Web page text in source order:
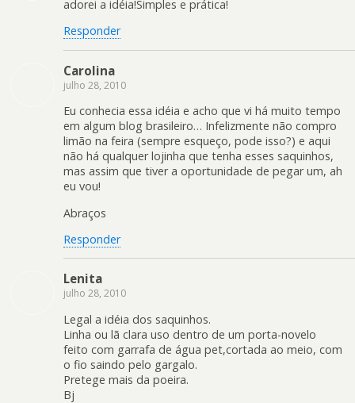
adorei a idéia!Simples e prática!
Responder
Carolina
julho 28, 2010
Eu conhecia essa idéia e acho que vi há muito tempo
em algum blog brasileiro… Infelizmente não compro
limão na feira (sempre esqueço, pode isso?) e aqui
não há qualquer lojinha que tenha esses saquinhos,
mas assim que tiver a oportunidade de pegar um, ah
eu vou!
Abraços
Responder
Lenita
julho 28, 2010
Legal a idéia dos saquinhos.
Linha ou lã clara uso dentro de um porta-novelo
feito com garrafa de água pet,cortada ao meio, com
o fio saindo pelo gargalo.
Pretege mais da poeira.
Bj